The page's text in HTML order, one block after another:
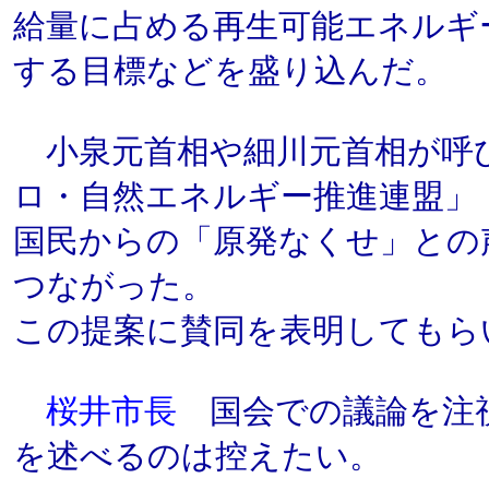
給量に占める再生可能エネル
する目標などを盛り込んだ。
小泉元首相や細川元首相が呼
ロ・自然エネルギー推進連盟
国民からの「原発なくせ」と
つながった。
この提案に賛同を表明しても
桜井市長 国会での議論を注
を述べるのは控えたい。